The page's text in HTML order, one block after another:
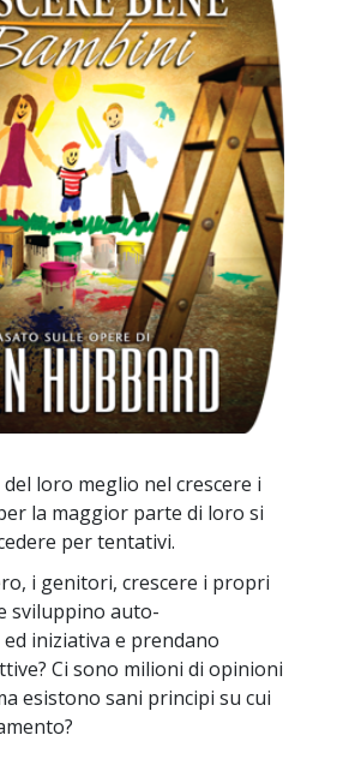
loro meglio nel crescere i
la maggior parte di loro si
per tentativi.
i genitori, crescere i propri
sviluppino auto-
iniziativa e prendano
Ci sono milioni di opinioni
esistono sani principi su cui